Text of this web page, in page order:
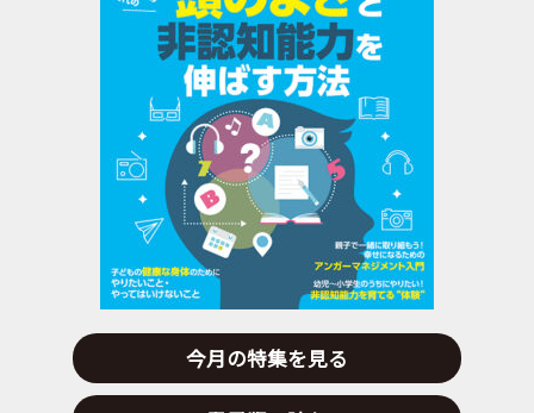
今月の特集を見る